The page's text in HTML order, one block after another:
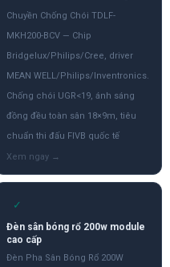
Chuyền Chống Chói TDLF-
MKH200-BCV — Chip
Bridgelux/Philips/Cree, driver
MEAN WELL/Philips/Inventronics.
Chống chói UGR<19, ánh sáng
đồng đều toàn sân 18×9m, tiêu
chuẩn thi đấu FIVB quốc tế
✓
Đèn sân bóng rổ 200w module
cao cấp
Đèn Pha Sân Bóng Rổ 200W